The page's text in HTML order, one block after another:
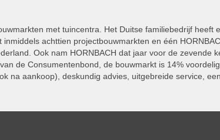
met tuincentra. Het Duitse familiebedrijf
achttien projectbouwmarkten en één
Ook nam HORNBACH dat jaar voor de zevende
de Consumentenbond, de bouwmarkt is 14%
na aankoop), deskundig advies, uitgebreide service,